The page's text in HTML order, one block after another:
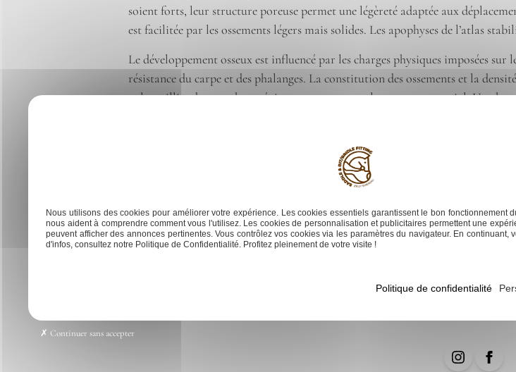
soient forts, leur structure poreuse permet une légèreté adaptée aux
est facilitée par les ossements légers mais solides. Les apophyses de l’atlas
Le développement osseux est influencé par les charges physiques imposées
résistance du carpe et des phalanges. La constitution des ossements et la
et les saillies des apophyses épineuses structurent le mouvement axial. Une
Les hanches et le maxillaire doivent être constamment examinés pour
compréhension de l’importance d’une structure osseuse bien entretenue.
descriptive à la longévité et à la performance optimale du cheval.
Navigation
de
Anatomie boulet cheval : comprendre ses fonctions et son importance
Selle sur-mesure
Nous utilisons des cookies pour améliorer votre expérience. Les cookies essentiels garantissent le bon fonctionnement
nous aident à comprendre comment vous l'utilisez. Les cookies de personnalisation et publicitaires permettent une
peuvent afficher des annonces pertinentes. Vous contrôlez vos cookies via les paramètres du navigateur. En continuant,
d'infos, consultez notre Politique de Confidentialité. Profitez pleinement de votre visite !
Politique de confidentialité
Continuer sans accepter